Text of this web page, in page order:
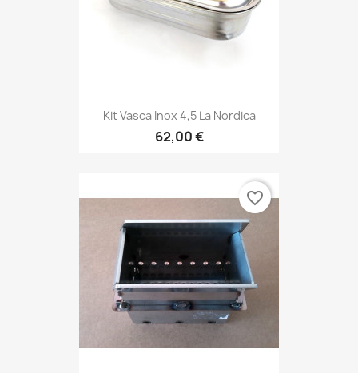
Kit Vasca Inox 4,5 La Nordica
62,00 €
favorite_border